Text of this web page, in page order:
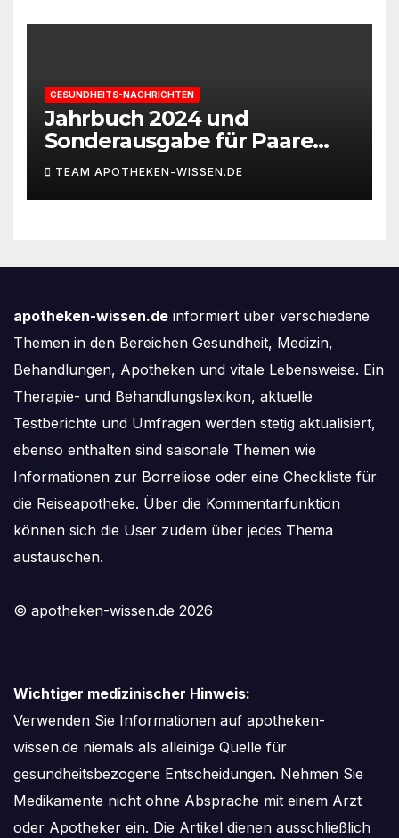
GESUNDHEITS-NACHRICHTEN
Jahrbuch 2024 und
Sonderausgabe für Paare
des Deutschen IVF-Registers:
Zahl der Mehrlingsgeburten
nach
TEAM APOTHEKEN-WISSEN.DE
apotheken-wissen.de informiert über verschiedene
Themen in den Bereichen Gesundheit, Medizin,
Behandlungen, Apotheken und vitale Lebensweise. Ein
Therapie- und Behandlungslexikon, aktuelle
Testberichte und Umfragen werden stetig aktualisiert,
ebenso enthalten sind saisonale Themen wie
Informationen zur Borreliose oder eine Checkliste für
die Reiseapotheke. Über die Kommentarfunktion
können sich die User zudem über jedes Thema
austauschen.
© apotheken-wissen.de 2026
Wichtiger medizinischer Hinweis:
Verwenden Sie Informationen auf apotheken-
wissen.de niemals als alleinige Quelle für
gesundheitsbezogene Entscheidungen. Nehmen Sie
Medikamente nicht ohne Absprache mit einem Arzt
oder Apotheker ein. Die Artikel dienen ausschließlich